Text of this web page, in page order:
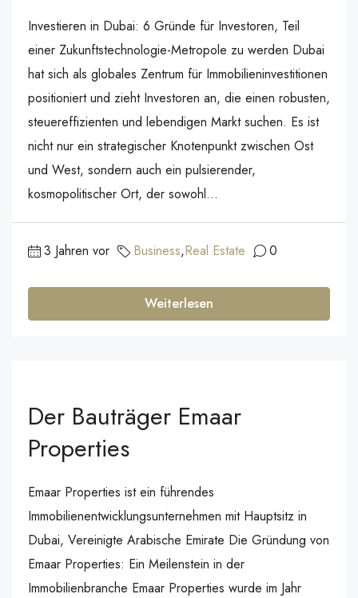
Investieren in Dubai: 6 Gründe für Investoren, Teil
einer Zukunftstechnologie-Metropole zu werden Dubai
hat sich als globales Zentrum für Immobilieninvestitionen
positioniert und zieht Investoren an, die einen robusten,
steuereffizienten und lebendigen Markt suchen. Es ist
nicht nur ein strategischer Knotenpunkt zwischen Ost
und West, sondern auch ein pulsierender,
kosmopolitischer Ort, der sowohl...
3 Jahren vor Business,Real Estate 0
Weiterlesen
Der Bauträger Emaar
Properties
Emaar Properties ist ein führendes
Immobilienentwicklungsunternehmen mit Hauptsitz in
Dubai, Vereinigte Arabische Emirate Die Gründung von
Emaar Properties: Ein Meilenstein in der
Immobilienbranche Emaar Properties wurde im Jahr